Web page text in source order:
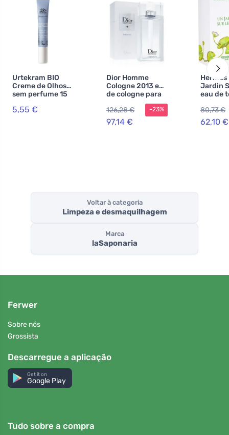
Urtekram BIO
Creme de Olhos
sem perfume 15
5,55 €
Dior Homme
Cologne 2013 eau
de cologne para
homens 75 ml
126,28 €
97,14 €
-23%
Hermes
Jardin
eau de
80,73 €
62,10 €
Voltar à categoria
Limpeza e desmaquilhagem
Marca
laSaponaria
Ferwer
Sobre nós
Grossista
Descarregue a aplicação
Get it on
Google Play
Tudo sobre a compra